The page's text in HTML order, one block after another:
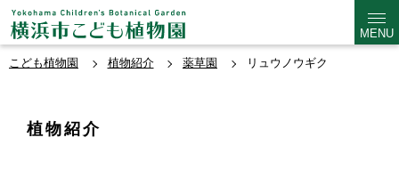
MENU
こども植物園 植物紹介 薬草園 リュウノウギク
植物紹介